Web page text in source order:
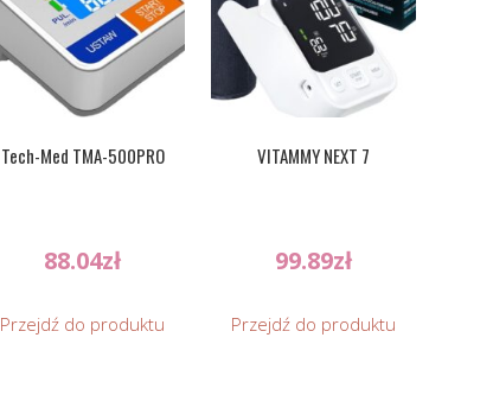
Tech-Med TMA-500PRO
88.04zł
Przejdź do produktu
VITAMMY NEXT 7
99.89zł
Przejdź do produktu